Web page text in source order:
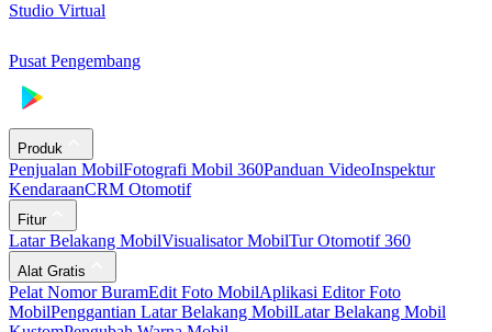
Studio Virtual
Pusat Pengembang
Produk
Penjualan MobilFotografi Mobil 360Panduan VideoInspektur
KendaraanCRM Otomotif
Fitur
Latar Belakang MobilVisualisator MobilTur Otomotif 360
Alat Gratis
Pelat Nomor BuramEdit Foto MobilAplikasi Editor Foto
MobilPenggantian Latar Belakang MobilLatar Belakang Mobil